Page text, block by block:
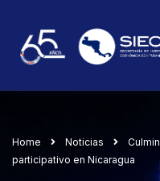
Home Noticias
participativo en Nicaragua